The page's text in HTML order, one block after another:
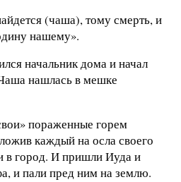
(чаша), тому смерть, и
нашему».
начальник дома и начал
нашлась в мешке
пораженные горем
каждый на осла своего
в город. И пришли Иуда и
и пали пред ним на землю.